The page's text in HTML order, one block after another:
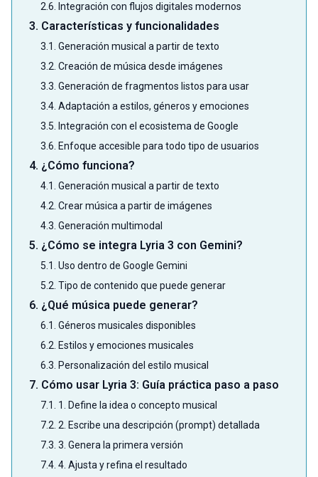
2.6. Integración con flujos digitales modernos
3. Características y funcionalidades
3.1. Generación musical a partir de texto
3.2. Creación de música desde imágenes
3.3. Generación de fragmentos listos para usar
3.4. Adaptación a estilos, géneros y emociones
3.5. Integración con el ecosistema de Google
3.6. Enfoque accesible para todo tipo de usuarios
4. ¿Cómo funciona?
4.1. Generación musical a partir de texto
4.2. Crear música a partir de imágenes
4.3. Generación multimodal
5. ¿Cómo se integra Lyria 3 con Gemini?
5.1. Uso dentro de Google Gemini
5.2. Tipo de contenido que puede generar
6. ¿Qué música puede generar?
6.1. Géneros musicales disponibles
6.2. Estilos y emociones musicales
6.3. Personalización del estilo musical
7. Cómo usar Lyria 3: Guía práctica paso a paso
7.1. 1. Define la idea o concepto musical
7.2. 2. Escribe una descripción (prompt) detallada
7.3. 3. Genera la primera versión
7.4. 4. Ajusta y refina el resultado